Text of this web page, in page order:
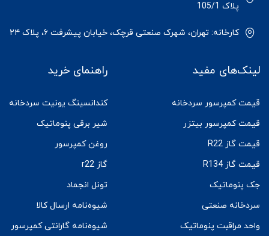
پلاک 105/1
کارخانه: تهران، شهرک صنعتی قرچک، خیابان پیشرفت ۶، پلاک ۲۴
لینک‌های مفید
قیمت کمپرسور سردخانه
قیمت کمپرسور بیتزر
قیمت گاز R22
قیمت گاز R134
جک پنوماتیک
سردخانه صنعتی
واحد مراقبت پنوماتیک
راهنمای خرید
کندانسینگ یونیت سردخانه
شیر برقی پنوماتیک
روغن کمپرسور
گاز r22
تونل انجماد
شیوه‌نامه ارسال کالا
شیوه‌نامه گارانتی کمپرسور